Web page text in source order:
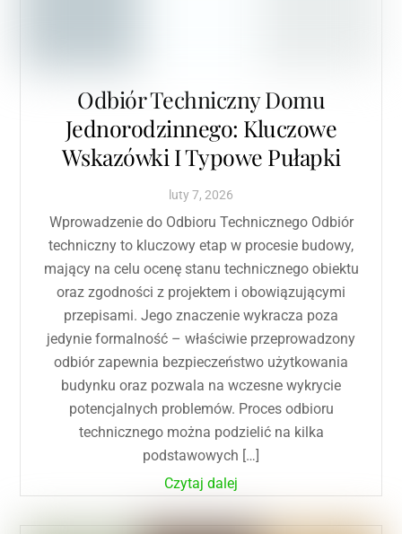
Odbiór Techniczny Domu
Jednorodzinnego: Kluczowe
Wskazówki I Typowe Pułapki
luty7, 2026
Wprowadzenie do Odbioru Technicznego Odbiór
techniczny to kluczowy etap w procesie budowy,
mający na celu ocenę stanu technicznego obiektu
oraz zgodności z projektem i obowiązującymi
przepisami. Jego znaczenie wykracza poza
jedynie formalność – właściwie przeprowadzony
odbiór zapewnia bezpieczeństwo użytkowania
budynku oraz pozwala na wczesne wykrycie
potencjalnych problemów. Proces odbioru
technicznego można podzielić na kilka
podstawowych […]
Czytaj dalej